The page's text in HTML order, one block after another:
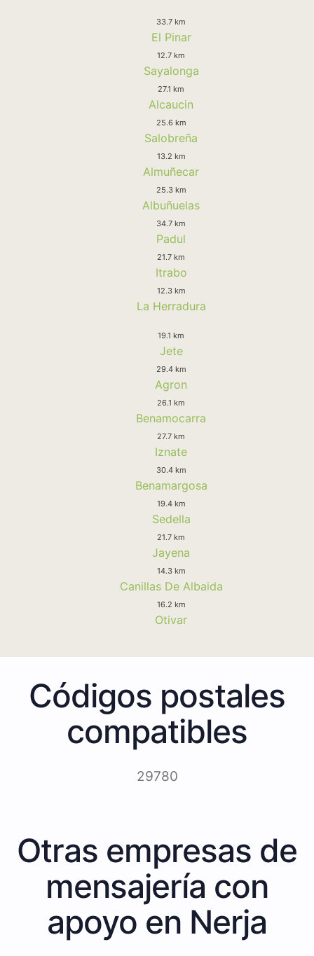
33.7 km
El Pinar
12.7 km
Sayalonga
27.1 km
Alcaucin
25.6 km
Salobreña
13.2 km
Almuñecar
25.3 km
Albuñuelas
34.7 km
Padul
21.7 km
Itrabo
12.3 km
La Herradura
19.1 km
Jete
29.4 km
Agron
26.1 km
Benamocarra
27.7 km
Iznate
30.4 km
Benamargosa
19.4 km
Sedella
21.7 km
Jayena
14.3 km
Canillas De Albaida
16.2 km
Otivar
Códigos postales
compatibles
29780
Otras empresas de
mensajería con
apoyo en Nerja